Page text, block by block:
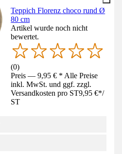
Teppich Florenz choco rund Ø
80 cm
Artikel wurde noch nicht
bewertet.
(0)
Preis — 9,95 € * Alle Preise
inkl. MwSt. und ggf. zzgl.
Versandkosten pro ST9,95 €*/
ST